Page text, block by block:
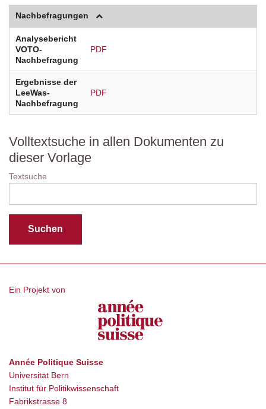
Nachbefragungen
Analysebericht
VOTO-
Nachbefragung
PDF
Ergebnisse der
LeeWas-
Nachbefragung
PDF
Volltextsuche in allen Dokumenten zu
dieser Vorlage
Textsuche
Ein Projekt von
Année Politique Suisse
Universität Bern
Institut für Politikwissenschaft
Fabrikstrasse 8